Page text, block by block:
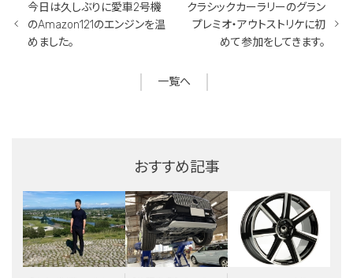
今日は久しぶりに愛車2号機
のAmazon121のエンジンを温
めました。
一覧へ
クラシックカーラリーのグラン
プレミオ・アウトストリケに初
めて参加をしてきます。
おすすめ記事